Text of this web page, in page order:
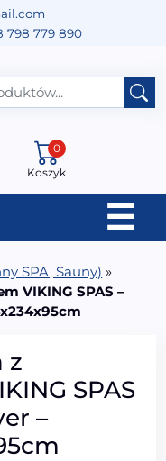
798 779 890
Koszyk
0
☰
SPA, Sauny) »
VIKING SPAS –
z
SPAS
–